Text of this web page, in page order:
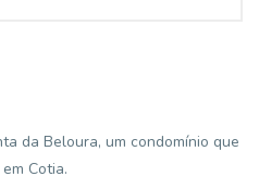
da Beloura, um condomínio que
Cotia.